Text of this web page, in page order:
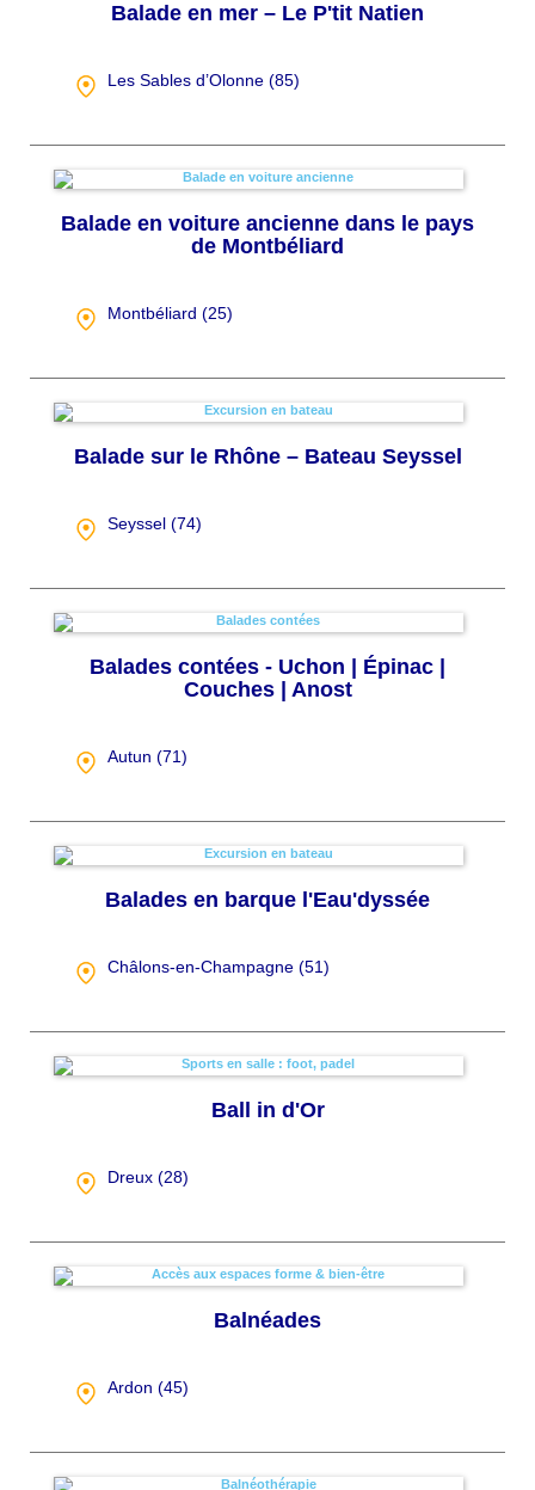
Balade en mer – Le P'tit Natien
Les Sables d’Olonne (85)
Balade en voiture ancienne dans le pays
de Montbéliard
Montbéliard (25)
Balade sur le Rhône – Bateau Seyssel
Seyssel (74)
Balades contées - Uchon | Épinac |
Couches | Anost
Autun (71)
Balades en barque l'Eau'dyssée
Châlons-en-Champagne (51)
Ball in d'Or
Dreux (28)
Balnéades
Ardon (45)